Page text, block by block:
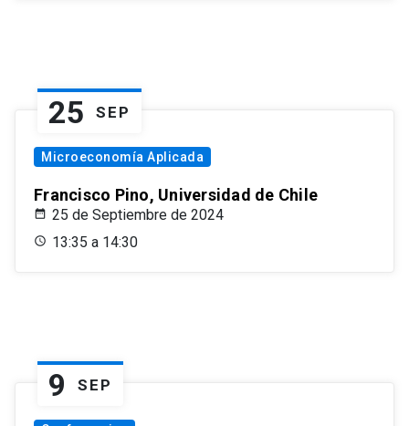
25 SEP
Microeconomía Aplicada
Francisco Pino, Universidad de Chile
25 de Septiembre de 2024
13:35 a 14:30
9 SEP